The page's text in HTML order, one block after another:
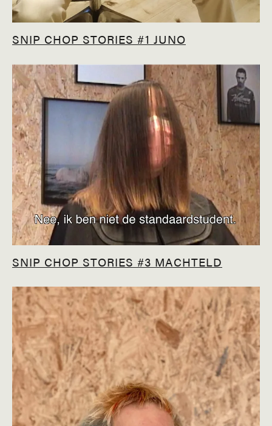
SNIP CHOP STORIES #1 JUNO
SNIP CHOP STORIES #3 MACHTELD